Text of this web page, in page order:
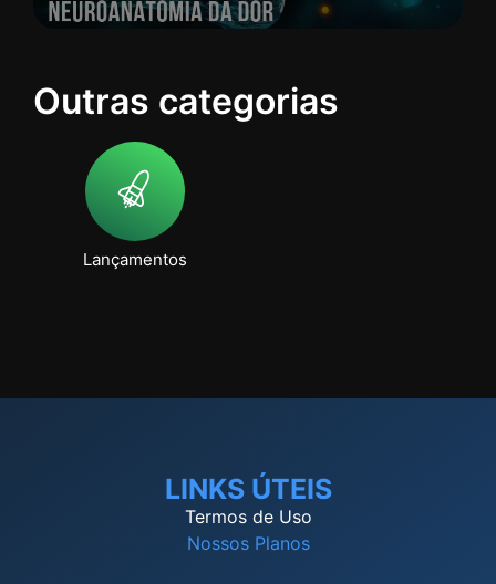
Outras categorias
Lançamentos
LINKS ÚTEIS
Termos de Uso
Nossos Planos